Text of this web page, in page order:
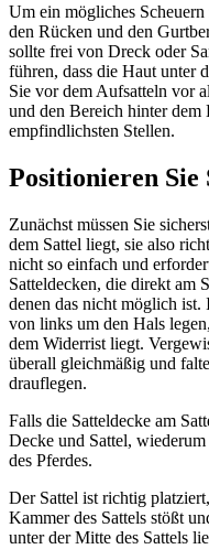
Um ein mögliches
den Rücken und den
sollte frei von Dreck oder
führen, dass die Haut unter
Sie vor dem Aufsatteln vor
und den Bereich hinter dem
empfindlichsten Stellen.
Positionieren Sie
Zunächst müssen Sie
dem Sattel liegt, sie also
nicht so einfach und
Satteldecken, die direkt am
denen das nicht möglich
von links um den Hals
dem Widerrist liegt.
überall gleichmäßig und
drauflegen.
Falls die Satteldecke am
Decke und Sattel,
des Pferdes.
Der Sattel ist richtig
Kammer des Sattels stößt
unter der Mitte des Sattels